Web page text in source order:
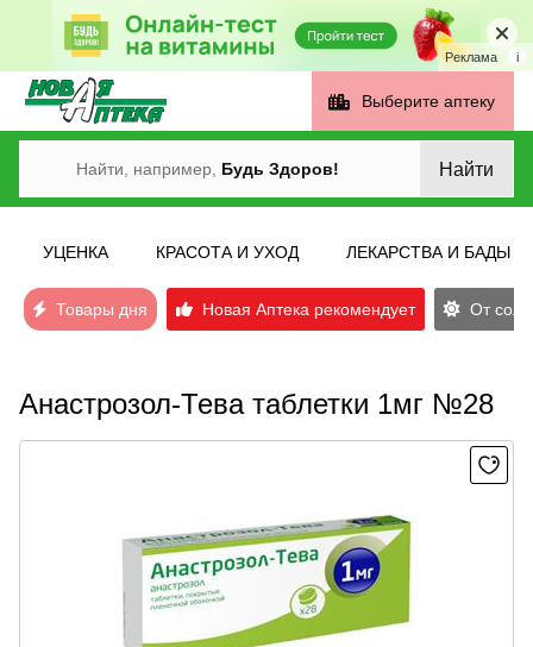
Реклама i
Выберите аптеку
Найти, например, Будь Здоров! Найти
УЦЕНКА КРАСОТА И УХОД ЛЕКАРСТВА И БАДЫ
Товары дня Новая Аптека рекомендует От
Анастрозол-Тева таблетки 1мг №28